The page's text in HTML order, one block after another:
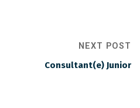
NEXT POST
Consultant(e) Junior